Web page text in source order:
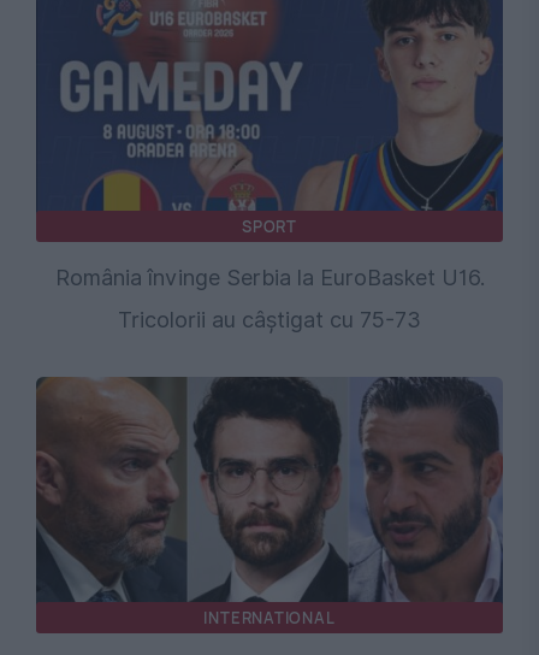
SPORT
România învinge Serbia la EuroBasket U16.
Tricolorii au câștigat cu 75-73
INTERNATIONAL